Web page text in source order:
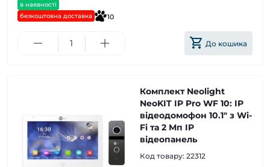
в наявності
безкоштовна доставка
10
До кошика
Комплект Neolight
NeoKIT IP Pro WF 10: IP
відеодомофон 10.1" з Wi-
Fi та 2 Мп IP
відеопанель
Код товару: 22312